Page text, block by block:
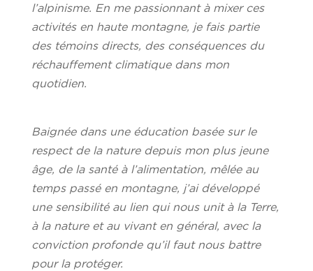
l’alpinisme. En me passionnant à mixer ces
activités en haute montagne, je fais partie
des témoins directs, des conséquences du
réchauffement climatique dans mon
quotidien.
Baignée dans une éducation basée sur le
respect de la nature depuis mon plus jeune
âge, de la santé à l’alimentation, mêlée au
temps passé en montagne, j’ai développé
une sensibilité au lien qui nous unit à la Terre,
à la nature et au vivant en général, avec la
conviction profonde qu’il faut nous battre
pour la protéger.